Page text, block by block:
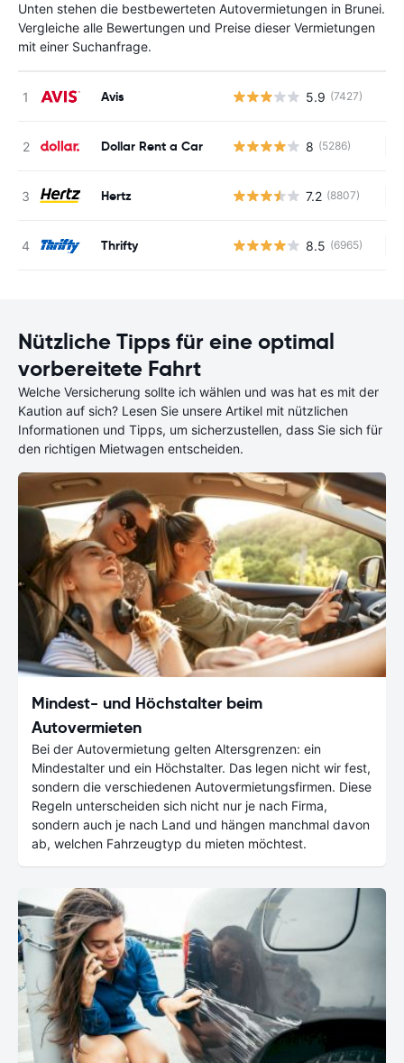
Unten stehen die bestbewerteten Autovermietungen in Brunei.
Vergleiche alle Bewertungen und Preise dieser Vermietungen
mit einer Suchanfrage.
Avis 5.9 (7427)
Dollar Rent a Car 8 (5286)
Hertz 7.2 (8807)
Thrifty 8.5 (6965)
Nützliche Tipps für eine optimal
vorbereitete Fahrt
Welche Versicherung sollte ich wählen und was hat es mit der
Kaution auf sich? Lesen Sie unsere Artikel mit nützlichen
Informationen und Tipps, um sicherzustellen, dass Sie sich für
den richtigen Mietwagen entscheiden.
Mindest- und Höchstalter beim
Autovermieten
Bei der Autovermietung gelten Altersgrenzen: ein
Mindestalter und ein Höchstalter. Das legen nicht wir fest,
sondern die verschiedenen Autovermietungsfirmen. Diese
Regeln unterscheiden sich nicht nur je nach Firma,
sondern auch je nach Land und hängen manchmal davon
ab, welchen Fahrzeugtyp du mieten möchtest.